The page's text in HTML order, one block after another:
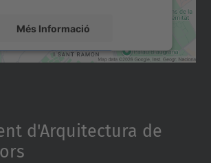
Més Informació
Accepta
by
d'Arquitectura de